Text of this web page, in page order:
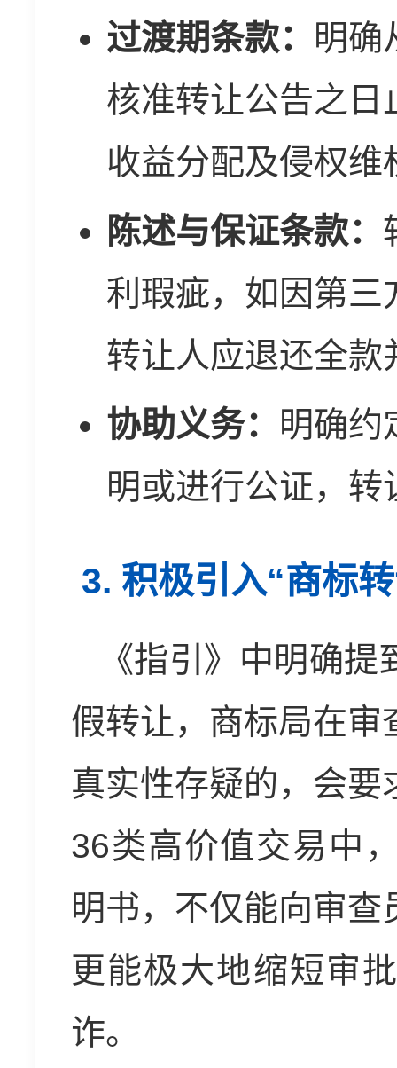
过渡期条款： 明确
核准转让公告之日
收益分配及侵权维
陈述与保证条款：
利瑕疵，如因第三
转让人应退还全款
协助义务： 明确约
明或进行公证，
3. 积极引入“商标
《指引》中明确
假转让，商标局在
真实性存疑的，会要
36类高价值交易中
明书，不仅能向审
更能极大地缩短审
诈。